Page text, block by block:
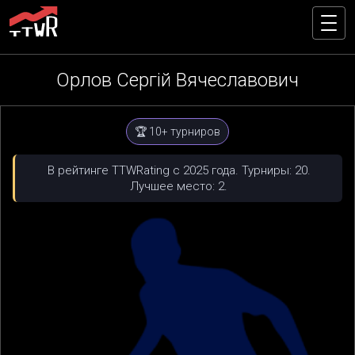
Орлов Сергій Вячеславович
🏆 10+ турниров
В рейтинге TTWRating с 2025 года. Турниры: 20.
Лучшее место: 2.